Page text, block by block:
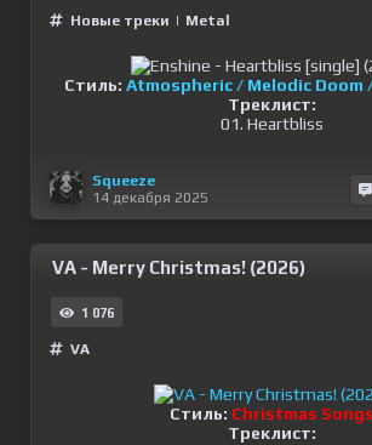
Новые треки | Metal
Стиль: Atmospheric / Melodic Doom
Треклист:
01. Heartbliss
Squeeze
14 декабря 2025
VA - Merry Christmas! (2026)
1 076
VA
Стиль: Christmas Songs
Треклист: